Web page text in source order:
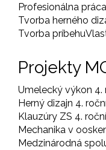
Profesionálna
Tvorba herného
Tvorba príbehu
Projekty
Umelecký výkon 4.
Herný dizajn 4.
Klauzúry ZS 4.
Mechanika v
Medzinárodná